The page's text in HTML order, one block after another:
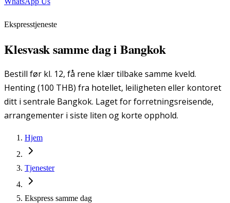
Ekspresstjeneste
Klesvask samme dag i Bangkok
Bestill før kl. 12, få rene klær tilbake samme kveld.
Henting (100 THB) fra hotellet, leiligheten eller kontoret
ditt i sentrale Bangkok. Laget for forretningsreisende,
arrangementer i siste liten og korte opphold.
Hjem
Tjenester
Ekspress samme dag